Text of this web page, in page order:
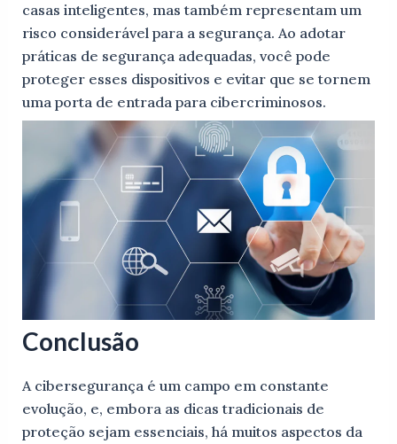
casas inteligentes, mas também representam um
risco considerável para a segurança. Ao adotar
práticas de segurança adequadas, você pode
proteger esses dispositivos e evitar que se tornem
uma porta de entrada para cibercriminosos.
Conclusão
A cibersegurança é um campo em constante
evolução, e, embora as dicas tradicionais de
proteção sejam essenciais, há muitos aspectos da